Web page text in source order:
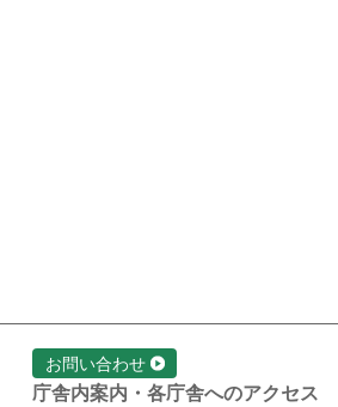
お問い合わせ
庁舎内案内・各庁舎へのアクセス